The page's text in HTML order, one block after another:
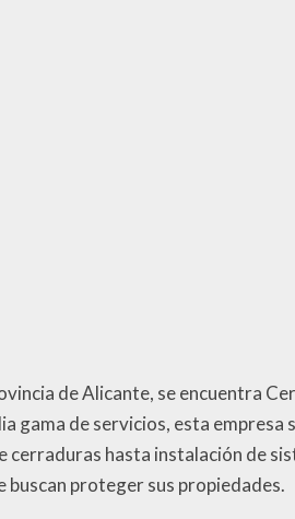
de Alicante, se encuentra
gama de servicios, esta
cerraduras hasta instalación de
proteger sus propiedades.